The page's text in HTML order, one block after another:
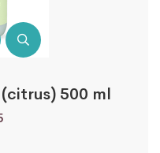
500 ml